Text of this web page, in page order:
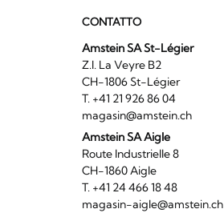
CONTATTO
Amstein SA St-Légier
Z.I. La Veyre B2
CH-1806 St-Légier
T. +41 21 926 86 04
magasin@amstein.ch
Amstein SA Aigle
Route Industrielle 8
CH-1860 Aigle
T. +41 24 466 18 48
magasin-aigle@amstein.ch